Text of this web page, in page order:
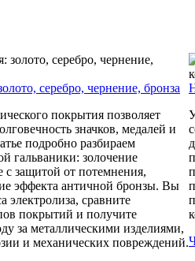
серебро, чернение, бронза
покрытия позволяет
значков, медалей и
подробно разбираем
гальваники: золочение
с защитой от потемнения,
эффекта античной бронзы. Вы
электролиза, сравните
покрытий и получите
за металлическими изделиями,
и механических повреждений.